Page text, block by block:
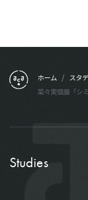
ホーム / スタ
菜々実個展「
Studies